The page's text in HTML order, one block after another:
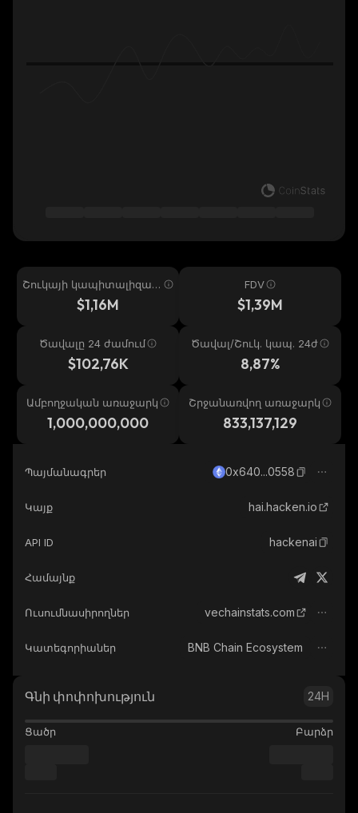
Շուկայի կապիտալիզաց
$1,16M
FDV
$1,39M
Ծավալը 24 ժամում
$102,76K
Ծավալ/Շուկ. կապ. 24ժ
8,87%
Ամբողջական առաջարկ
1,000,000,000
Շրջանառվող առաջարկ
833,137,129
Պայմանագրեր 0x640...0558
Կայք hai.hacken.io
API ID hackenai
Համայնք
Ուսումնասիրողներ vechainstats.com
Կատեգորիաներ BNB Chain Ecosystem
Գնի փոփոխություն 24H
Ցածր Բարձր